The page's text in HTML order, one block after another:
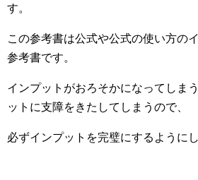
す。
この参考書は公式や公式の使い方の
参考書です。
インプットがおろそかになってしま
ットに支障をきたしてしまうので、
必ずインプットを完璧にするように